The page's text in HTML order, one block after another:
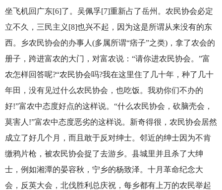
坐飞机回广东[6]了。吴佩孚[7]重新占了岳州。农民协会必定
立不久，三民主义[8]也兴不起，因为这是所谓从来没有的东
西。乡农民协会的办事人(多属所谓“痞子”之类)，拿了农会的
册子，跨进富农的大门，对富农说：“请你进农民协会。”富
农怎样回答呢?“农民协会吗?我在这里住了几十年，种了几十
年田，没有见过什么农民协会，也吃饭。我劝你们不办的
好!”富农中态度好点的这样说。“什么农民协会，砍脑壳会，
莫害人!”富农中态度恶劣的这样说。新奇得很，农民协会居然
成立了好几个月，而且敢于反对绅士。邻近的绅士因为不肯
缴鸦片枪，被农民协会捉了去游乡。县城里并且杀了大绅
士，例如湘潭的晏容秋，宁乡的杨致泽。十月革命纪念大
会，反英大会，北伐胜利总庆祝，每乡都有上万的农民举起